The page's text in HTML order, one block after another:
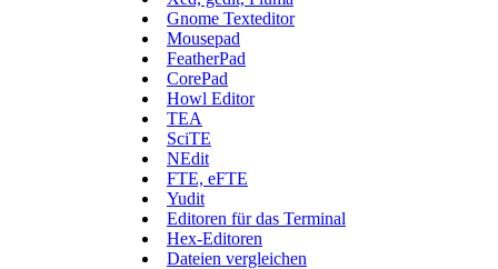
Gnome Texteditor
Mousepad
FeatherPad
CorePad
Howl Editor
TEA
SciTE
NEdit
FTE, eFTE
Yudit
Editoren für das Terminal
Hex-Editoren
Dateien vergleichen